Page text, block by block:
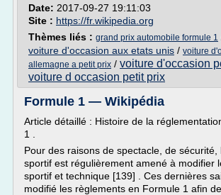
Date: 2017-09-27 19:11:03
Site : https://fr.wikipedia.org
Thèmes liés : grand prix automobile formule 1
voiture d'occasion aux etats unis / voiture
allemagne a petit prix / voiture d'occasion
voiture d occasion petit prix
Formule 1 — Wikipédia
Article détaillé : Histoire de la
1 .
Pour des raisons de spectacle, de sécurité,
sportif est régulièrement amené à modifier
sportif et technique [139] . Ces dernières
modifié les règlements en Formule 1 afin